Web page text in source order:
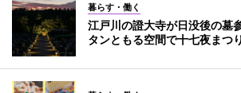
暮らす・働く
江戸川の證大寺が日没後の
タンともる空間で十七夜まつ